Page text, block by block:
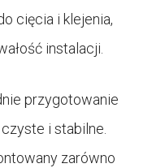
cięcia i klejenia,
instalacji.
przygotowanie
i stabilne.
zarówno